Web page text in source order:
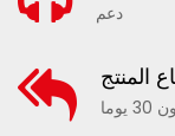
دعم
المنتج